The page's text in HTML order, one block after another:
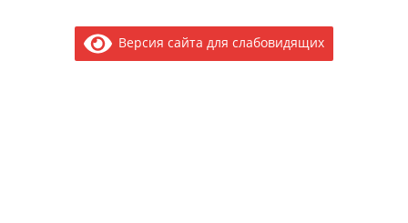
Версия сайта для слабовидящих